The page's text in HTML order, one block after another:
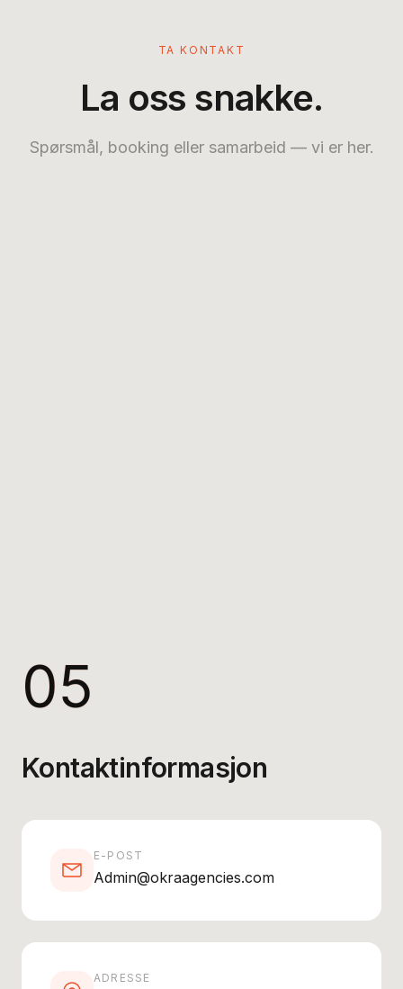
TA KONTAKT
La oss snakke.
Spørsmål, booking eller samarbeid — vi er her.
05
Kontaktinformasjon
E-POST
Admin@okraagencies.com
ADRESSE